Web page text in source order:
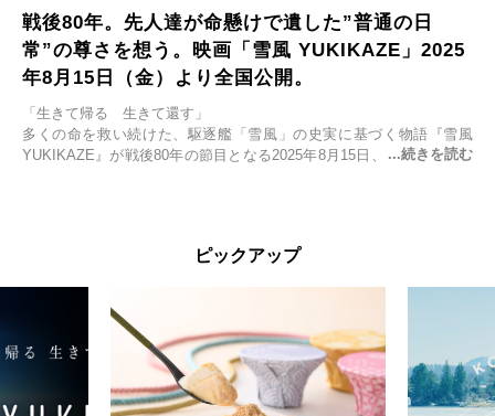
戦後80年。先人達が命懸けで遺した”普通の日
常”の尊さを想う。映画「雪風 YUKIKAZE」2025
年8月15日（金）より全国公開。
「生きて帰る 生きて還す」
多くの命を救い続けた、駆逐艦「雪風」の史実に基づく物語『雪風
YUKIKAZE』が戦後80年の節目となる2025年8月15日、全国公開され
くの仲間の命を救い帰還させ、戦後まで生き抜き「幸運艦」と呼ばれ
主演は「雪風」の艦長・寺澤一利を演じる竹野内豊。先任伍長・早瀬
幸平を玉木宏が演じるほか、奥平大兼、田中麗奈、石丸幹二、益岡徹
など実力派俳優が共演。そして戦艦大和と運命を共にした帝国海軍・
第二艦隊司令長官、伊藤整一を中井貴一が圧倒的な存在感で演じ切
ピックアップ